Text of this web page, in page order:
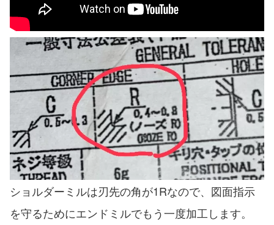
ショルダーミルは刃先の角が1Rなので、図面指示
を守るためにエンドミルでもう一度加工します。